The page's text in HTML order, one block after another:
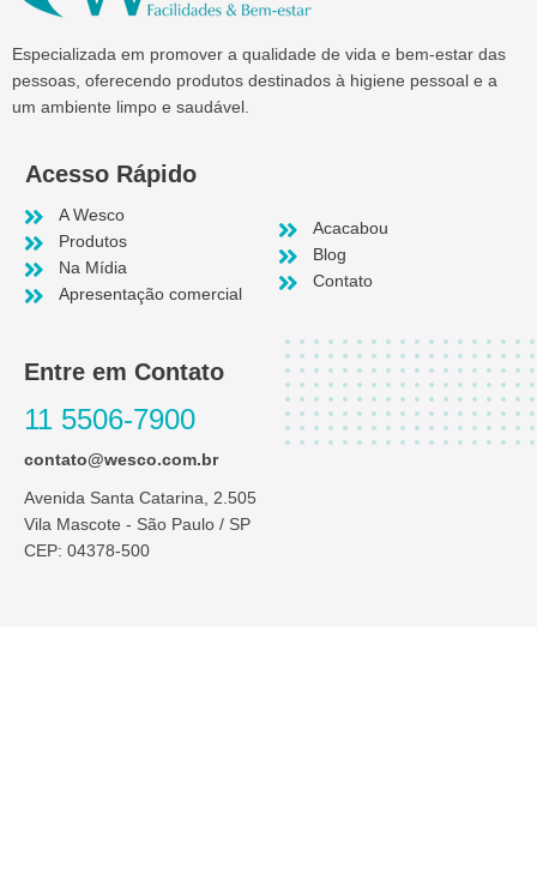
Especializada em promover a qualidade de vida e bem-estar das
pessoas, oferecendo produtos destinados à higiene pessoal e a
um ambiente limpo e saudável.
Acesso Rápido
A Wesco
Produtos
Na Mídia
Apresentação comercial
Acacabou
Blog
Contato
Entre em Contato
11 5506-7900
contato@wesco.com.br
Avenida Santa Catarina, 2.505
Vila Mascote - São Paulo / SP
CEP: 04378-500